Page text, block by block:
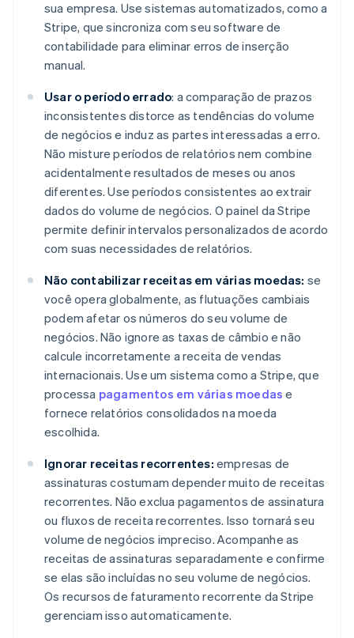
sua empresa. Use sistemas automatizados, como a
Stripe, que sincroniza com seu software de
contabilidade para eliminar erros de inserção
manual.
Usar o período errado: a comparação de prazos
inconsistentes distorce as tendências do volume
de negócios e induz as partes interessadas a erro.
Não misture períodos de relatórios nem combine
acidentalmente resultados de meses ou anos
diferentes. Use períodos consistentes ao extrair
dados do volume de negócios. O painel da Stripe
permite definir intervalos personalizados de acordo
com suas necessidades de relatórios.
Não contabilizar receitas em várias moedas: se
você opera globalmente, as flutuações cambiais
podem afetar os números do seu volume de
negócios. Não ignore as taxas de câmbio e não
calcule incorretamente a receita de vendas
internacionais. Use um sistema como a Stripe, que
processa pagamentos em várias moedas e
fornece relatórios consolidados na moeda
escolhida.
Ignorar receitas recorrentes: empresas de
assinaturas costumam depender muito de receitas
recorrentes. Não exclua pagamentos de assinatura
ou fluxos de receita recorrentes. Isso tornará seu
volume de negócios impreciso. Acompanhe as
receitas de assinaturas separadamente e confirme
se elas são incluídas no seu volume de negócios.
Os recursos de faturamento recorrente da Stripe
gerenciam isso automaticamente.